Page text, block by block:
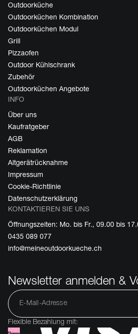
Outdoorküche
Outdoorküchen Kombination
Outdoorküchen Modul
Grill
Pizzaofen
Outdoor Kühlschrank
Zubehör
Outdoorküchen Angebote
INFO
Über uns
Kaufratgeber
AGB
Reklamation
Altgerätrücknahme
Impressum
Cookie-Richtlinie
Datenschutzerklärung
KONTAKTIEREN SIE UNS
Öffnungszeiten: Mo. bis Fr., 09.00 bis
0435 089 077
info@meineoutdoorkueche.ch
Newsletter anmelden &
Flexible Bezahlung mit: